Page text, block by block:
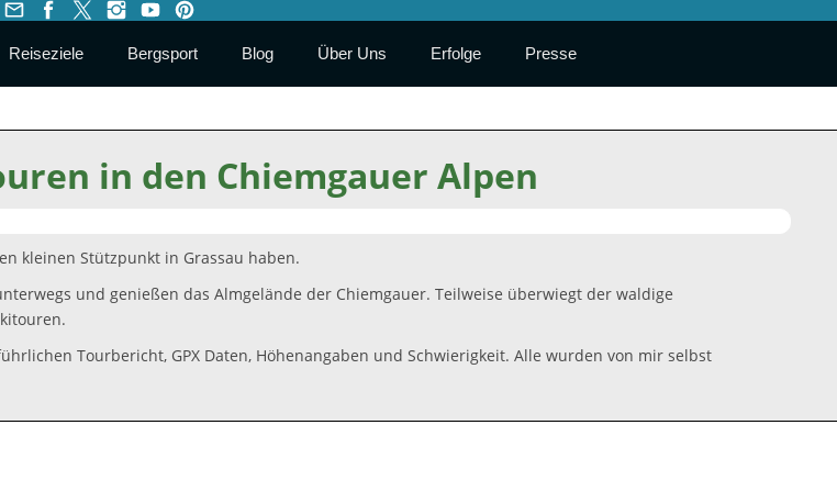
Reiseziele Bergsport Blog Über Uns Erfolge Presse
in den Chiemgauer Alpen
kleinen Stützpunkt in Grassau haben.
und genießen das Almgelände der Chiemgauer. Teilweise überwiegt der waldige
Tourbericht, GPX Daten, Höhenangaben und Schwierigkeit. Alle wurden von mir selbst